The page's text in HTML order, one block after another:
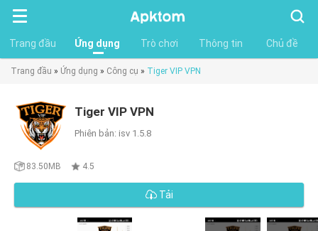
Tìm
kiếm
Trang đầu
Ứng dụng Trò chơi Thông tin Chủ đề
Trang đầu » Ứng dụng » Công cụ » Tiger VIP VPN
Tiger VIP VPN
Phiên bản: isv 1.5.8
83.50MB 4.5
Tải